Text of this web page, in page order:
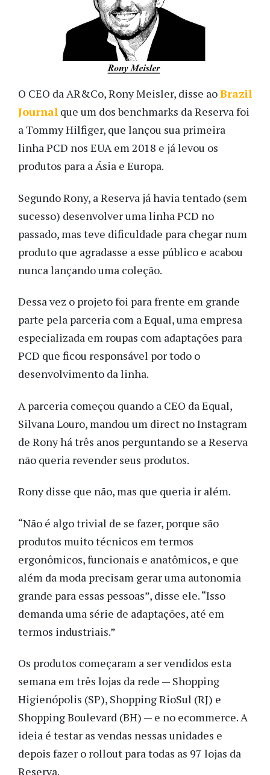
O CEO da AR&Co, Rony Meisler, disse aoBrazil
Journal que um dos benchmarks da Reserva foi
a Tommy Hilfiger, que lançou sua primeira
linha PCD nos EUA em 2018 e já levou os
produtos para a Ásia e Europa.
Segundo Rony, a Reserva já havia tentado (sem
sucesso) desenvolver uma linha PCD no
passado, mas teve dificuldade para chegar num
produto que agradasse a esse público e acabou
nunca lançando uma coleção.
Dessa vez o projeto foi para frente em grande
parte pela parceria com a Equal, uma empresa
especializada em roupas com adaptações para
PCD que ficou responsável por todo o
desenvolvimento da linha.
A parceria começou quando a CEO da Equal,
Silvana Louro, mandou um direct no Instagram
de Rony há três anos perguntando se a Reserva
não queria revender seus produtos.
Rony disse que não, mas que queria ir além.
“Não é algo trivial de se fazer, porque são
produtos muito técnicos em termos
ergonômicos, funcionais e anatômicos, e que
além da moda precisam gerar uma autonomia
grande para essas pessoas”, disse ele. “Isso
demanda uma série de adaptações, até em
termos industriais.”
Os produtos começaram a ser vendidos esta
semana em três lojas da rede — Shopping
Higienópolis (SP), Shopping RioSul (RJ) e
Shopping Boulevard (BH) — e no ecommerce. A
ideia é testar as vendas nessas unidades e
depois fazer o rollout para todas as 97 lojas da
Reserva.